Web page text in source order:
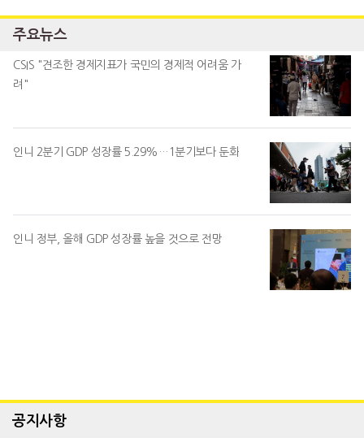
주요뉴스
CSIS "견조한 경제지표가 국민의 경제적 어려움 가
려"
인니 2분기 GDP 성장률 5.29%…1분기보다 둔화
인니 정부, 올해 GDP 성장률 높을 것으로 전망
공지사항